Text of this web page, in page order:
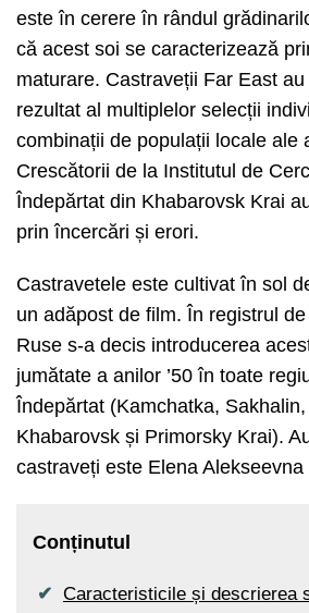
este în cerere în rândul
că acest soi se caracterizează
maturare. Castraveții Far East
rezultat al multiplelor selecții
combinații de populații locale ale
Crescătorii de la Institutul de
Îndepărtat din Khabarovsk Krai
prin încercări și erori.
Castravetele este cultivat în sol
un adăpost de film. În registrul
Ruse s-a decis introducerea
jumătate a anilor ’50 în toate
Îndepărtat (Kamchatka,
Khabarovsk și Primorsky Krai).
castraveți este Elena
Conținutul
Caracteristicile și descrierea